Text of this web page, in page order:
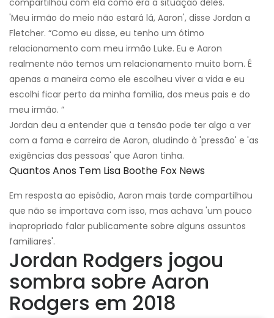
compartilhou com ela como era a situação deles.
'Meu irmão do meio não estará lá, Aaron', disse Jordan a
Fletcher. “Como eu disse, eu tenho um ótimo
relacionamento com meu irmão Luke. Eu e Aaron
realmente não temos um relacionamento muito bom. É
apenas a maneira como ele escolheu viver a vida e eu
escolhi ficar perto da minha família, dos meus pais e do
meu irmão. ”
Jordan deu a entender que a tensão pode ter algo a ver
com a fama e carreira de Aaron, aludindo à 'pressão' e 'as
exigências das pessoas' que Aaron tinha.
Quantos Anos Tem Lisa Boothe Fox News
Em resposta ao episódio, Aaron mais tarde compartilhou
que não se importava com isso, mas achava 'um pouco
inapropriado falar publicamente sobre alguns assuntos
familiares'.
Jordan Rodgers jogou
sombra sobre Aaron
Rodgers em 2018